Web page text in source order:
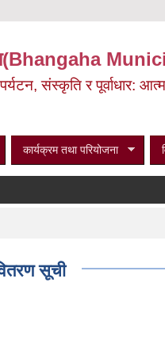
संस्कृति र पूर्वाधार:
कार्यक्रम तथा परियोजना
सूची